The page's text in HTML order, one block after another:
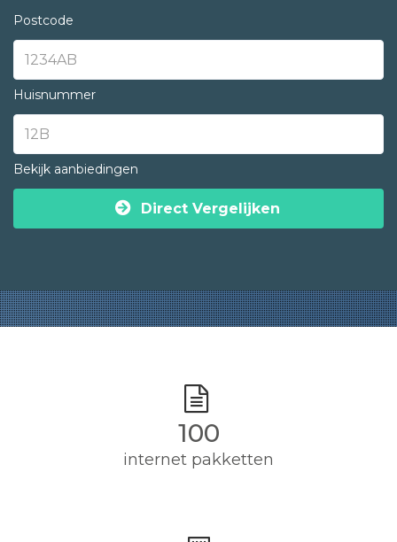
Postcode
Huisnummer
Bekijk aanbiedingen
Direct Vergelijken
100
internet pakketten